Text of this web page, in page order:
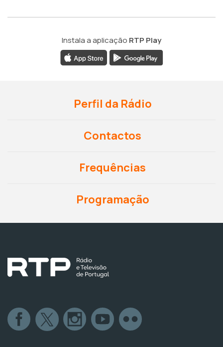
Instala a aplicação RTP Play
Perfil da Rádio
Contactos
Frequências
Programação